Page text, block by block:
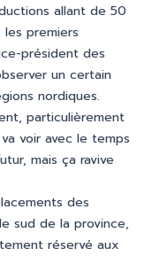
allant de 50
premiers
président des
un certain
nordiques.
particulièrement
voir avec le temps
mais ça ravive
des
sud de la province,
réservé aux